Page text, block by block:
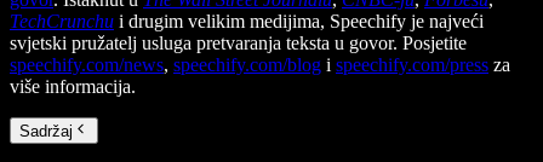
TechCrunchu i drugim velikim medijima, Speechify je najveći
svjetski pružatelj usluga pretvaranja teksta u govor. Posjetite
speechify.com/news, speechify.com/blog i speechify.com/press za
više informacija.
Sadržaj